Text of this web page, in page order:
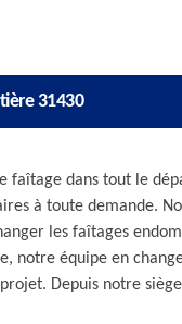
31430
faîtage dans tout le
à toute demande.
les faîtages
notre équipe en
Depuis notre